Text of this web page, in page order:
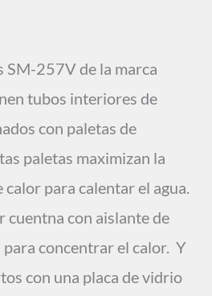
SM-257V de la marca
tubos interiores de
con paletas de
paletas maximizan la
calor para calentar el agua.
cuentna con aislante de
para concentrar el calor. Y
con una placa de vidrio